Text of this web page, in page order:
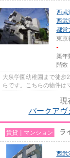
西武
西武
都営
東京
-
築年
階数
大泉学園幼稚園まで徒歩
らです。こちらの物件は
現
パークアヴ
賃貸｜マンション ラ
西武